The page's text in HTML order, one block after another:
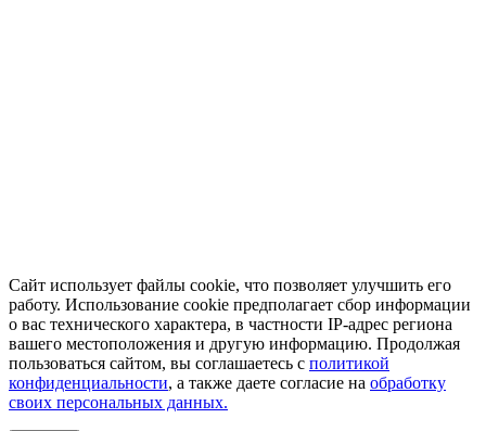
Сайт использует файлы cookie, что позволяет улучшить его
работу. Использование cookie предполагает сбор информации
о вас технического характера, в частности IP-адрес региона
вашего местоположения и другую информацию. Продолжая
пользоваться сайтом, вы соглашаетесь с политикой
конфиденциальности, а также даете согласие на обработку
своих персональных данных.